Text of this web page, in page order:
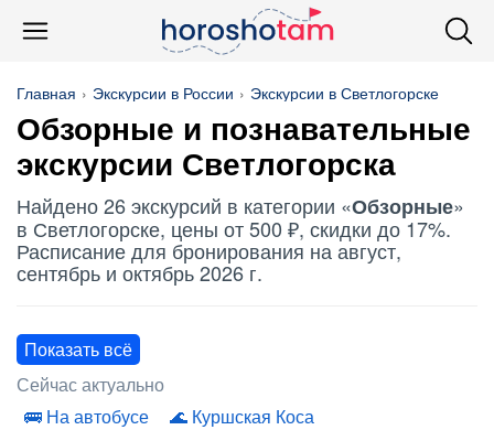
Главная Экскурсии в России Экскурсии в Светлогорске
Обзорные и познавательные
экскурсии Светлогорска
Найдено 26 экскурсий в категории «Обзорные»
в Светлогорске, цены от 500 ₽, скидки до 17%.
Расписание для бронирования на август,
сентябрь и октябрь 2026 г.
Показать всё
Сейчас актуально
На автобусе
Куршская Коса